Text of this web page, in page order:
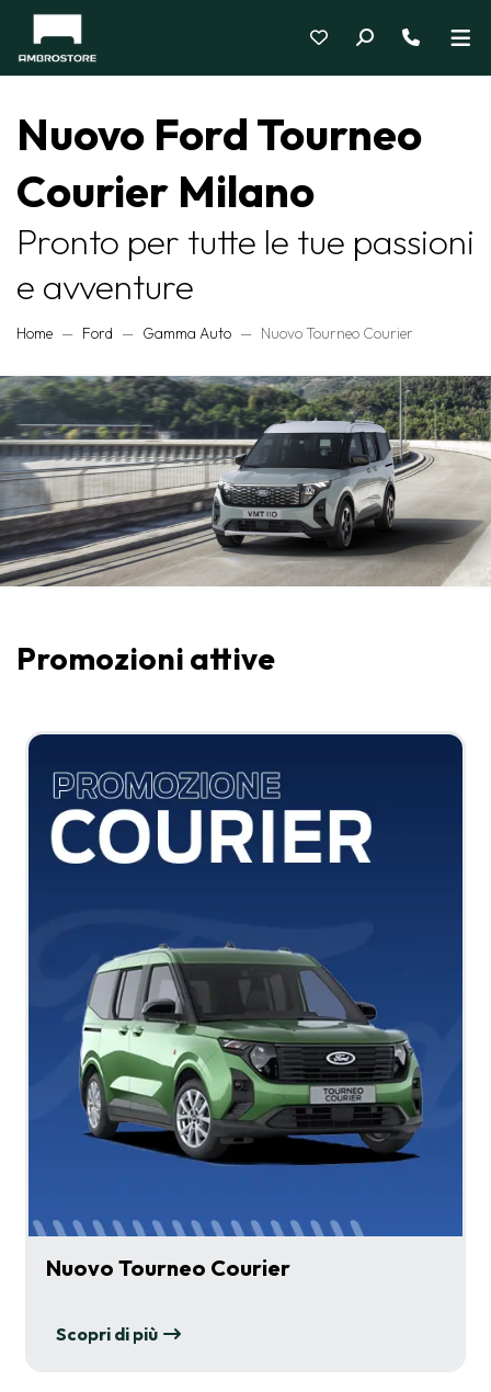
Nuovo Ford Tourneo
Courier Milano
Pronto per tutte le tue passioni
e avventure
Home Ford Gamma Auto Nuovo Tourneo Courier
Promozioni attive
Nuovo Tourneo Courier
Scopri di più